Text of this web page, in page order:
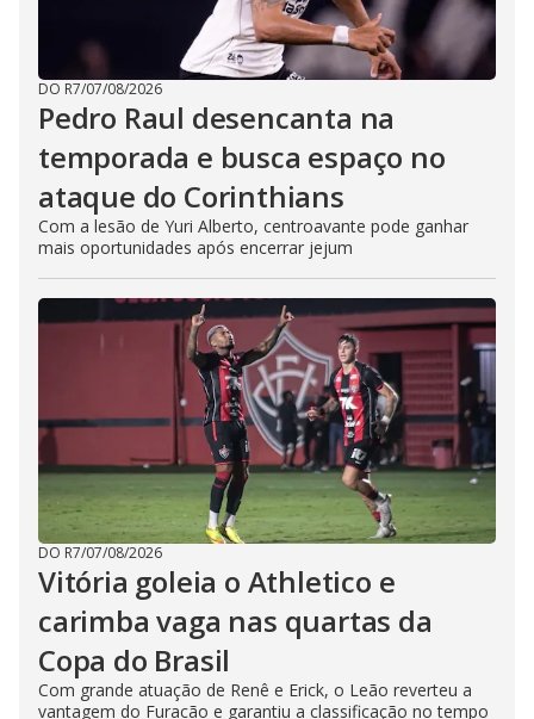
DO R7/07/08/2026
Pedro Raul desencanta na
temporada e busca espaço no
ataque do Corinthians
Com a lesão de Yuri Alberto, centroavante pode ganhar
mais oportunidades após encerrar jejum
DO R7/07/08/2026
Vitória goleia o Athletico e
carimba vaga nas quartas da
Copa do Brasil
Com grande atuação de Renê e Erick, o Leão reverteu a
vantagem do Furacão e garantiu a classificação no tempo